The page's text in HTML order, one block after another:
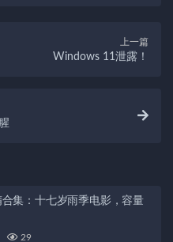
上一篇
Windows 11泄露！
合集：十七岁雨季电影，容量
29